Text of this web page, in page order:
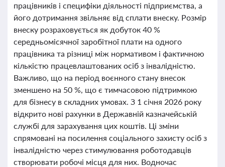
працівників і специфіки діяльності підприємства, а
його дотримання звільняє від сплати внеску. Розмір
внеску розраховується як добуток 40 %
середньомісячної заробітної плати на одного
працівника та різниці між нормативом і фактичною
кількістю працевлаштованих осіб з інвалідністю.
Важливо, що на період воєнного стану внесок
зменшено на 50 %, що є тимчасовою підтримкою
для бізнесу в складних умовах. З 1 січня 2026 року
відкрито нові рахунки в Державній казначейській
службі для зарахування цих коштів. Ці зміни
спрямовані на посилення соціального захисту осіб з
інвалідністю через стимулювання роботодавців
створювати робочі місця для них. Водночас